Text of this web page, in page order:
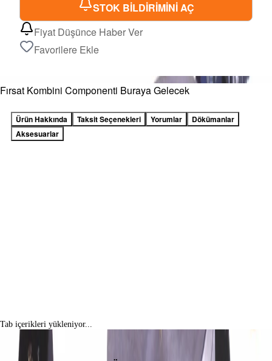
STOK BİLDİRİMİNİ AÇ
Fiyat Düşünce Haber Ver
Favorilere Ekle
Fırsat Kombini Componenti Buraya Gelecek
Ürün Hakkında Taksit Seçenekleri Yorumlar
Dökümanlar
Aksesuarlar
Tab içerikleri yükleniyor...